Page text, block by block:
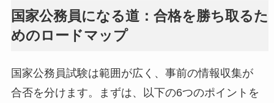
国家公務員になる道：合格を勝ち取るた
めのロードマップ
国家公務員試験は範囲が広く、事前の情報収集が
合否を分けます。まずは、以下の6つのポイントを